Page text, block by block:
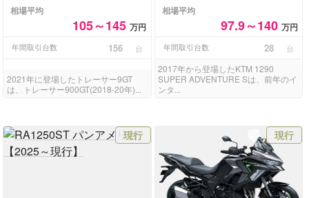
相場平均
105～145万円
年間取引台数 156 台
2021年に登場したトレーサー9GT
は、トレーサー900GT(2018-20年)...
相場平均
97.9～140 万円
年間取引台数 28 台
2017年から登場したKTM 1290
SUPER ADVENTURE Sは、前年のイ
ンタ...
現行 現行